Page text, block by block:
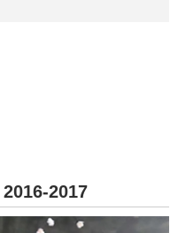
2017